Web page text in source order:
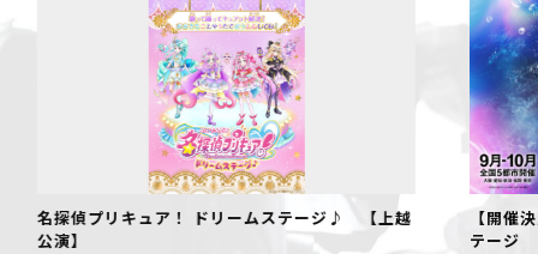
名探偵プリキュア！ ドリームステージ♪ 【上越
公演】
【開催
テージ